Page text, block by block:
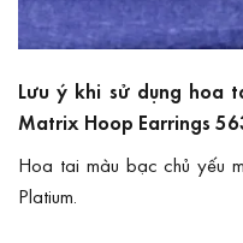
Lưu ý khi sử dụng hoa
Matrix Hoop Earrings
Hoa tai màu bạc chủ yếu
Platium.